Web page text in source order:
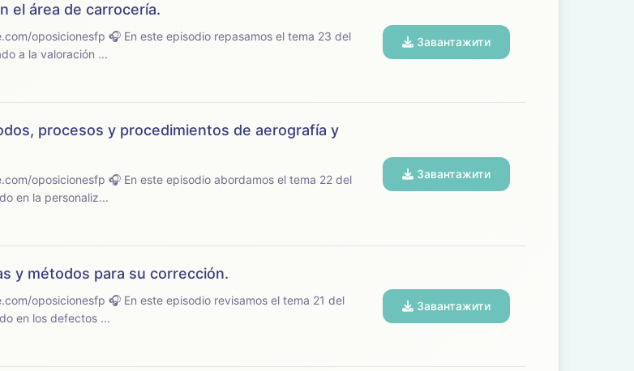
el área de carrocería.
repasamos el tema 23 del
a la valoración ...
Завантажити
procesos y procedimientos de aerografía y
abordamos el tema 22 del
en la personaliz...
Завантажити
y métodos para su corrección.
revisamos el tema 21 del
en los defectos ...
Завантажити